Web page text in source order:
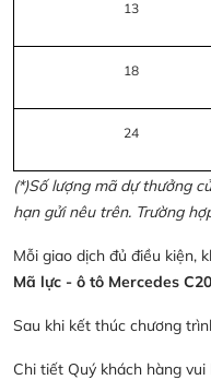
13
18
24
(*)Số lượng mã dự thưởng
hạn gửi nêu trên. Trường
Mỗi giao dịch đủ điều kiện,
Mã lực - ô tô Mercedes
Sau khi kết thúc chương
Chi tiết Quý khách hàng